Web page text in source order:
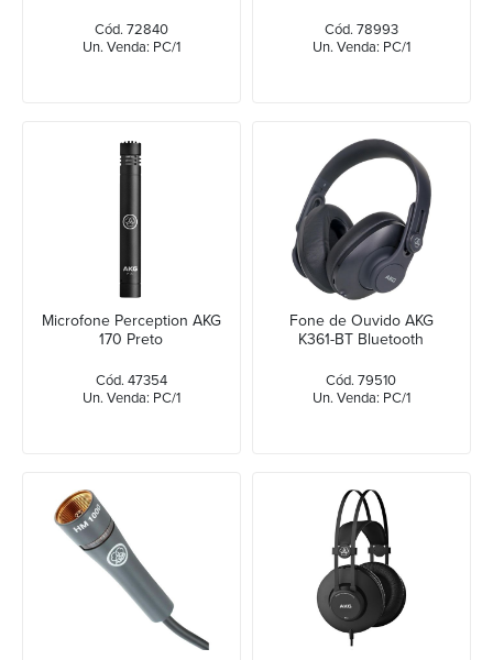
Cód. 72840
Un. Venda: PC/1
Cód. 78993
Un. Venda: PC/1
Microfone Perception AKG
170 Preto
Cód. 47354
Un. Venda: PC/1
Fone de Ouvido AKG
K361-BT Bluetooth
Cód. 79510
Un. Venda: PC/1